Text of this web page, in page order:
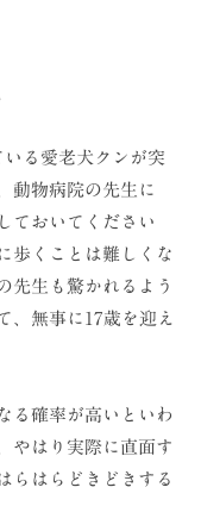
る愛老犬クンが突
動物病院の先生に
ておいてください
歩くことは難しくな
先生も驚かれるよう
、無事に17歳を迎え
る確率が高いといわ
やはり実際に直面す
らはらどきどきする